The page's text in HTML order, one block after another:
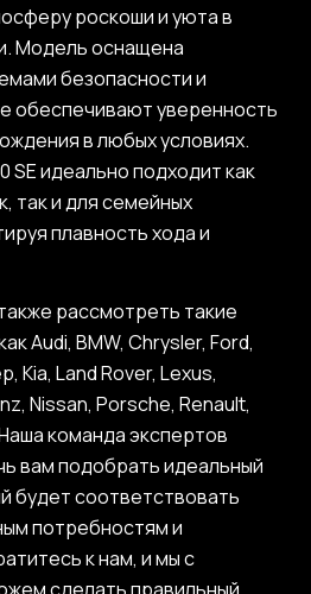
роскоши и уюта в
Модель оснащена
безопасности и
обеспечивают уверенность
в любых условиях.
SE идеально подходит как
так и для семейных
плавность хода и
рассмотреть такие
Audi, BMW, Chrysler, Ford,
Kia, Land Rover, Lexus,
Nissan, Porsche, Renault,
команда экспертов
вам подобрать идеальный
будет соответствовать
потребностям и
к нам, и мы с